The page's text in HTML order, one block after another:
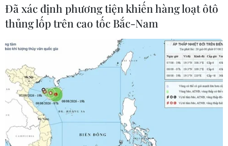
Đã xác định phương tiện khiến hàng loạt ôtô
thủng lốp trên cao tốc Bắc-Nam